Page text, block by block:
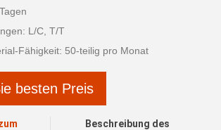
L/C, T/T
Fähigkeit: 50-teilig pro Monat
besten Preis
Beschreibung des